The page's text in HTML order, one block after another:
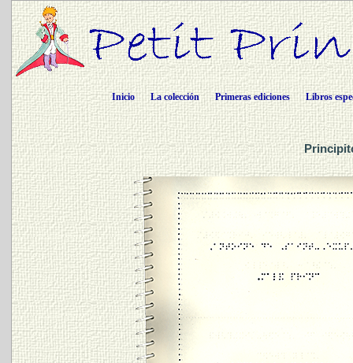
Inicio La colección Primeras ediciones Libros